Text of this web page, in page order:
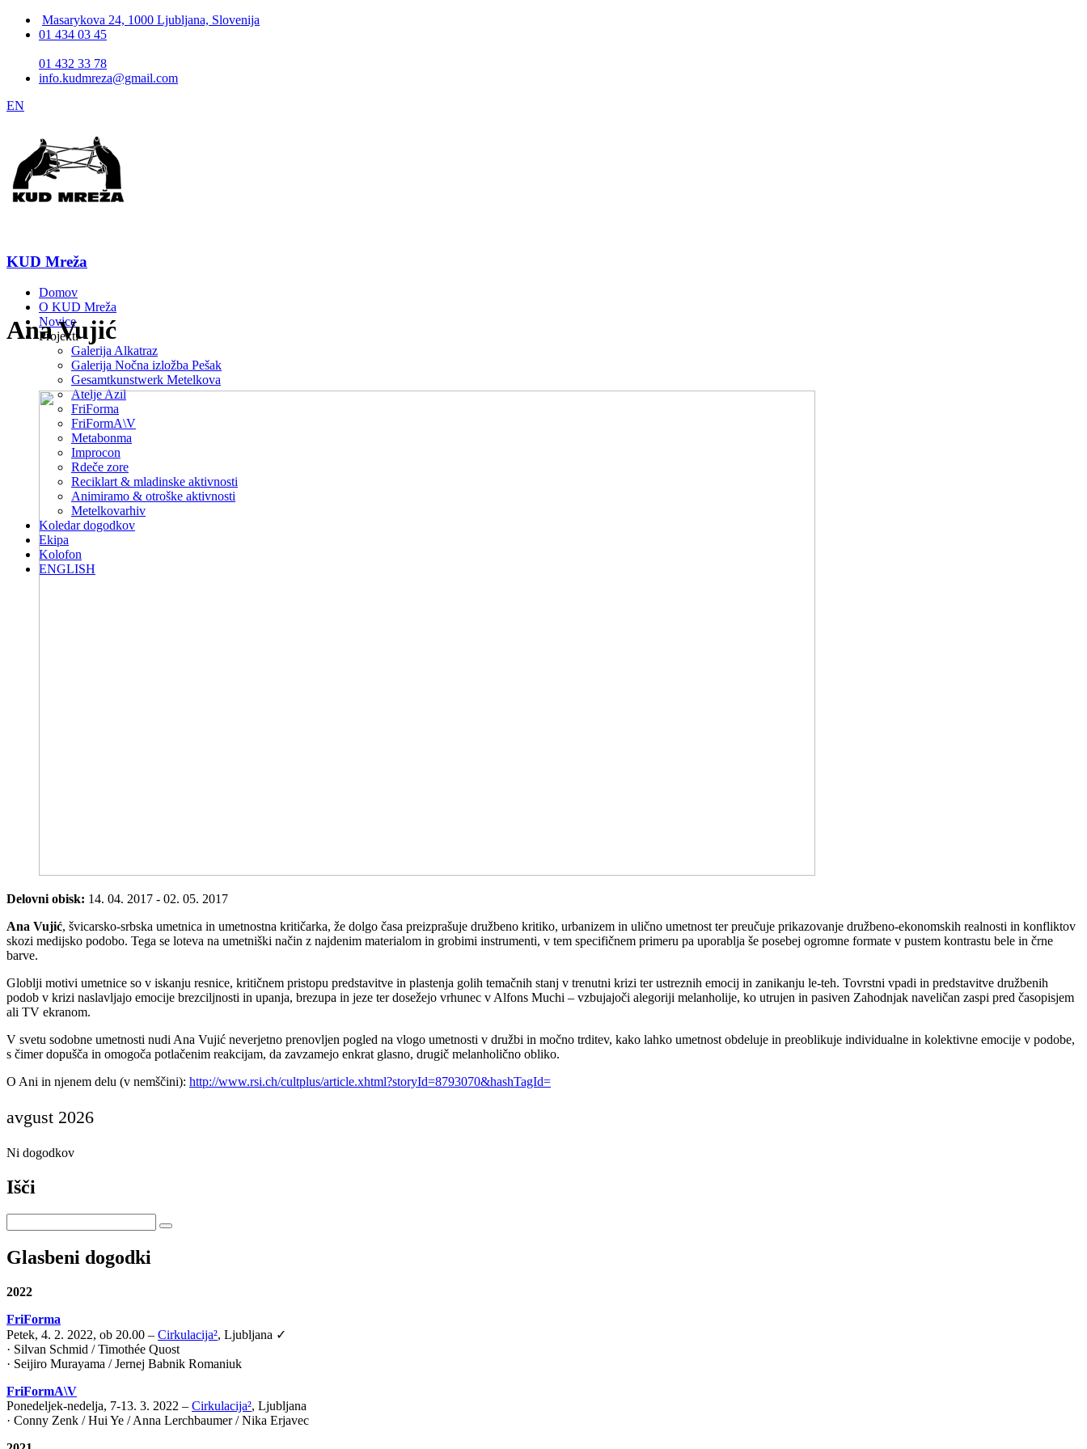
Masarykova 24, 1000 Ljubljana, Slovenija
01 434 03 45
01 432 33 78
info.kudmreza@gmail.com
EN
KUD Mreža
Domov
O KUD Mreža
Novice
Projekti
Galerija Alkatraz
Galerija Nočna izložba Pešak
Gesamtkunstwerk Metelkova
Atelje Azil
FriForma
FriFormA\V
Metabonma
Improcon
Rdeče zore
Reciklart & mladinske aktivnosti
Animiramo & otroške aktivnosti
Metelkovarhiv
Koledar dogodkov
Ekipa
Kolofon
ENGLISH
Ana Vujić
Delovni obisk: 14. 04. 2017 - 02. 05. 2017
Ana Vujić, švicarsko-srbska umetnica in umetnostna kritičarka, že dolgo časa preizprašuje družbeno kritiko, urbanizem in ulično umetnost ter preučuje prikazovanje družbeno-ekonomskih realnosti in konfliktov
skozi medijsko podobo. Tega se loteva na umetniški način z najdenim materialom in grobimi instrumenti, v tem specifičnem primeru pa uporablja še posebej ogromne formate v pustem kontrastu bele in črne
barve.
Globlji motivi umetnice so v iskanju resnice, kritičnem pristopu predstavitve in plastenja golih temačnih stanj v trenutni krizi ter ustreznih emocij in zanikanju le-teh. Tovrstni vpadi in predstavitve družbenih
podob v krizi naslavljajo emocije brezciljnosti in upanja, brezupa in jeze ter dosežejo vrhunec v Alfons Muchi – vzbujajoči alegoriji melanholije, ko utrujen in pasiven Zahodnjak naveličan zaspi pred časopisjem
ali TV ekranom.
V svetu sodobne umetnosti nudi Ana Vujić neverjetno prenovljen pogled na vlogo umetnosti v družbi in močno trditev, kako lahko umetnost obdeluje in preoblikuje individualne in kolektivne emocije v podobe,
s čimer dopušča in omogoča potlačenim reakcijam, da zavzamejo enkrat glasno, drugič melanholično obliko.
O Ani in njenem delu (v nemščini): http://www.rsi.ch/cultplus/article.xhtml?storyId=8793070&hashTagId=
avgust 2026
Ni dogodkov
Išči
Glasbeni dogodki
2022
FriForma
Petek, 4. 2. 2022, ob 20.00 – Cirkulacija², Ljubljana ✓
· Silvan Schmid / Timothée Quost
· Seijiro Murayama / Jernej Babnik Romaniuk
FriFormA\V
Ponedeljek-nedelja, 7-13. 3. 2022 – Cirkulacija², Ljubljana
· Conny Zenk / Hui Ye / Anna Lerchbaumer / Nika Erjavec